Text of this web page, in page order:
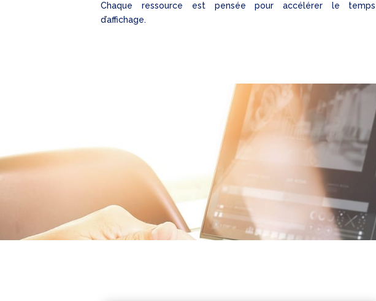
Chaque ressource est pensée pour accélérer le temps
d’affichage.